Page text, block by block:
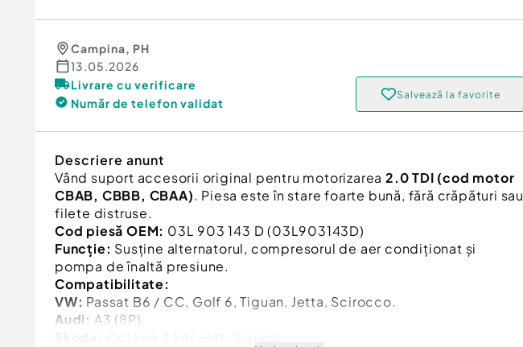
Campina, PH
13.05.2026
Livrare cu verificare
Număr de telefon validat
Salvează la favorite
Descriere anunt
Vând suport accesorii original pentru motorizarea 2.0 TDI (cod motor
CBAB, CBBB, CBAA). Piesa este în stare foarte bună, fără crăpături sau
filete distruse.
Cod piesă OEM: 03L 903 143 D (03L903143D)
Funcție: Susține alternatorul, compresorul de aer condiționat și
pompa de înaltă presiune.
Compatibilitate:
VW: Passat B6 / CC, Golf 6, Tiguan, Jetta, Scirocco.
Audi: A3 (8P).